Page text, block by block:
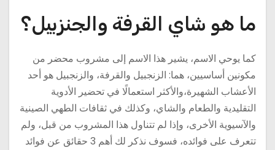
ما هو شاي القرفة والجنزبيل؟
كما يوحي الاسم، يشير هذا الاسم إلى مشروب محضر من
مكونين أساسيين، هما: الزنجبيل والقرفة، والزنجبيل هو أحد
الأعشاب الشهيرة،والأكثر استعمالًا في تحضير الأدوية
التقليدية والطعام والشاي، وكذلك في ثقافات الطهي الصينية
والآسيوية الأخرى، وإذا لم تتناول هذا المشروب من قبل، ولم
تتعرف على فوائده، فسوف نذكر لك أهم 3 حقائق عن فوائد